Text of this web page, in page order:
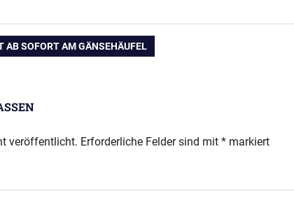
AB SOFORT AM GÄNSEHÄUFEL
veröffentlicht. Erforderliche Felder sind mit * markiert